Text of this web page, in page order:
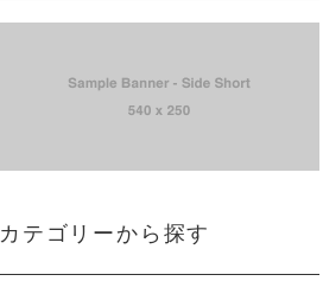
カテゴリーから探す